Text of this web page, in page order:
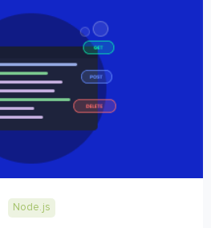
Node.js